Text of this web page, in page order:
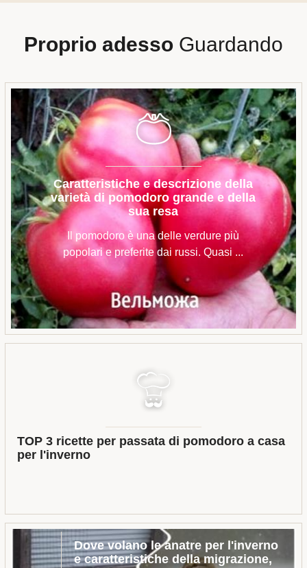
Proprio adessoGuardando
Caratteristiche e descrizione della
varietà di pomodoro grande e della
sua resa
Il pomodoro è una delle verdure più
popolari e preferite dai russi. Quasi ...
TOP 3 ricette per passata di pomodoro a casa
per l'inverno
Dove volano le anatre per l'inverno
e caratteristiche della migrazione,